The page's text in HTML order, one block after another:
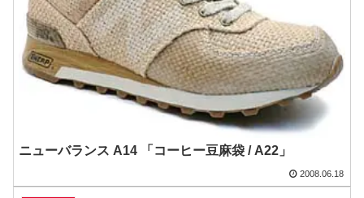
ニューバランス A14 「コーヒー豆麻袋 / A22」
2008.06.18